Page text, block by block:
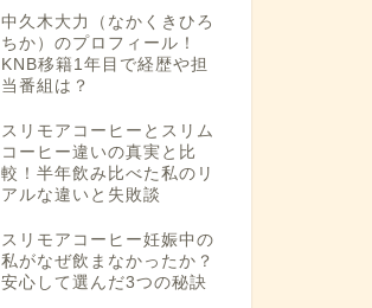
中久木大力（なかくきひろ
ちか）のプロフィール！
KNB移籍1年目で経歴や担
当番組は？
スリモアコーヒーとスリム
コーヒー違いの真実と比
較！半年飲み比べた私のリ
アルな違いと失敗談
スリモアコーヒー妊娠中の
私がなぜ飲まなかったか？
安心して選んだ3つの秘訣